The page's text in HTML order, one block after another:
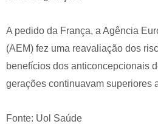
A pedido da França, a Agência
(AEM) fez uma reavaliação dos
benefícios dos anticoncepcionais
gerações continuavam superiores
Fonte: Uol Saúde